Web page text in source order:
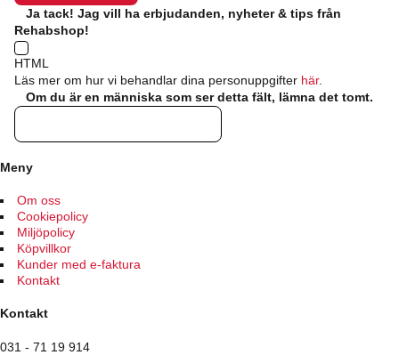
Ja tack! Jag vill ha erbjudanden, nyheter & tips från
Rehabshop!
HTML
Läs mer om hur vi behandlar dina personuppgifter här.
Om du är en människa som ser detta fält, lämna det tomt.
Meny
Om oss
Cookiepolicy
Miljöpolicy
Köpvillkor
Kunder med e-faktura
Kontakt
Kontakt
031 - 71 19 914